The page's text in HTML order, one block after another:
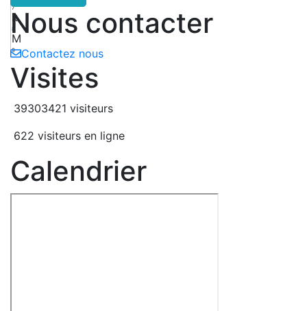
7
k
8
M
9
Nous contacter
Contactez nous
Visites
39303421 visiteurs
622 visiteurs en ligne
Calendrier